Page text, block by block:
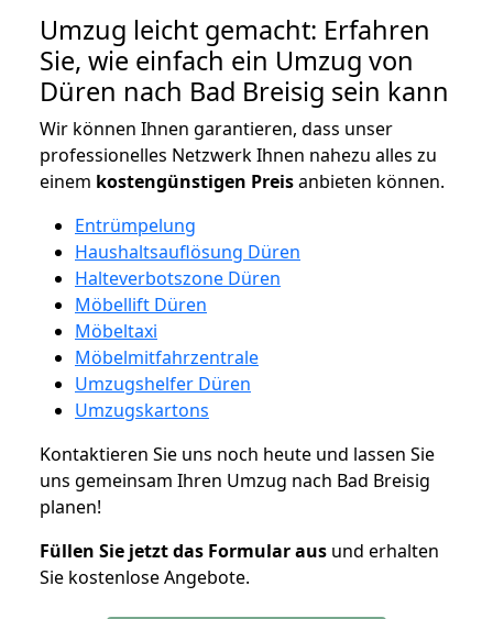
Umzug leicht gemacht: Erfahren
Sie, wie einfach ein Umzug von
Düren nach Bad Breisig sein kann
Wir können Ihnen garantieren, dass unser
professionelles Netzwerk Ihnen nahezu alles zu
einem kostengünstigen Preisanbieten können.
Entrümpelung
Haushaltsauflösung Düren
Halteverbotszone Düren
Möbellift Düren
Möbeltaxi
Möbelmitfahrzentrale
Umzugshelfer Düren
Umzugskartons
Kontaktieren Sie uns noch heute und lassen Sie
uns gemeinsam Ihren Umzug nach Bad Breisig
planen!
Füllen Sie jetzt das Formular aus und erhalten
Sie kostenlose Angebote.